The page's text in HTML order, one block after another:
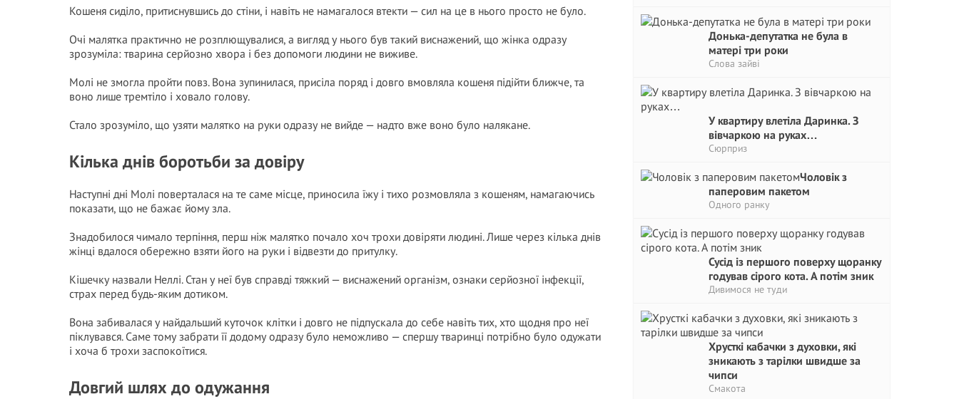
Донька-депутатка не була в
матері три роки
Слова зайві
У квартиру влетіла Даринка. З
вівчаркою на руках…
Сюрприз
Чоловік з
паперовим пакетом
Одного ранку
Сусід із першого поверху щоранку
годував сірого кота. А потім зник
Дивимося не туди
Хрусткі кабачки з духовки, які
зникають з тарілки швидше за
чипси
Смакота
Кошеня сиділо, притиснувшись до стіни, і навіть не намагалося втекти — сил на це в нього просто не було.
Очі малятка практично не розплющувалися, а вигляд у нього був такий виснажений, що жінка одразу
зрозуміла: тварина серйозно хвора і без допомоги людини не виживе.
Молі не змогла пройти повз. Вона зупинилася, присіла поряд і довго вмовляла кошеня підійти ближче, та
воно лише тремтіло і ховало голову.
Стало зрозуміло, що узяти малятко на руки одразу не вийде — надто вже воно було налякане.
Кілька днів боротьби за довіру
Наступні дні Молі поверталася на те саме місце, приносила їжу і тихо розмовляла з кошеням, намагаючись
показати, що не бажає йому зла.
Знадобилося чимало терпіння, перш ніж малятко почало хоч трохи довіряти людині. Лише через кілька днів
жінці вдалося обережно взяти його на руки і відвезти до притулку.
Кішечку назвали Неллі. Стан у неї був справді тяжкий — виснажений організм, ознаки серйозної інфекції,
страх перед будь-яким дотиком.
Вона забивалася у найдальший куточок клітки і довго не підпускала до себе навіть тих, хто щодня про неї
піклувався. Саме тому забрати її додому одразу було неможливо — спершу тваринці потрібно було одужати
і хоча б трохи заспокоїтися.
Довгий шлях до одужання